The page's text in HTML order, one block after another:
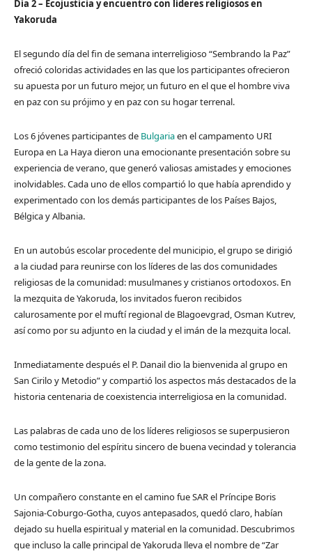
Día 2 – Ecojusticia y encuentro con líderes religiosos en
Yakoruda
El segundo día del fin de semana interreligioso “Sembrando la Paz”
ofreció coloridas actividades en las que los participantes ofrecieron
su apuesta por un futuro mejor, un futuro en el que el hombre viva
en paz con su prójimo y en paz con su hogar terrenal.
Los 6 jóvenes participantes de Bulgariaen el campamento URI
Europa en La Haya dieron una emocionante presentación sobre su
experiencia de verano, que generó valiosas amistades y emociones
inolvidables. Cada uno de ellos compartió lo que había aprendido y
experimentado con los demás participantes de los Países Bajos,
Bélgica y Albania.
En un autobús escolar procedente del municipio, el grupo se dirigió
a la ciudad para reunirse con los líderes de las dos comunidades
religiosas de la comunidad: musulmanes y cristianos ortodoxos. En
la mezquita de Yakoruda, los invitados fueron recibidos
calurosamente por el muftí regional de Blagoevgrad, Osman Kutrev,
así como por su adjunto en la ciudad y el imán de la mezquita local.
Inmediatamente después el P. Danail dio la bienvenida al grupo en
San Cirilo y Metodio” y compartió los aspectos más destacados de la
historia centenaria de coexistencia interreligiosa en la comunidad.
Las palabras de cada uno de los líderes religiosos se superpusieron
como testimonio del espíritu sincero de buena vecindad y tolerancia
de la gente de la zona.
Un compañero constante en el camino fue SAR el Príncipe Boris
Sajonia-Coburgo-Gotha, cuyos antepasados, quedó claro, habían
dejado su huella espiritual y material en la comunidad. Descubrimos
que incluso la calle principal de Yakoruda lleva el nombre de “Zar